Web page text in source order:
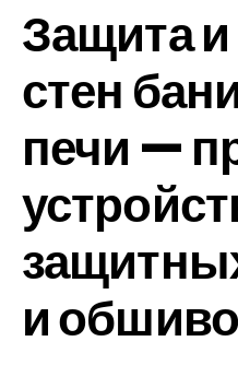
Защита
стен
печи —
и